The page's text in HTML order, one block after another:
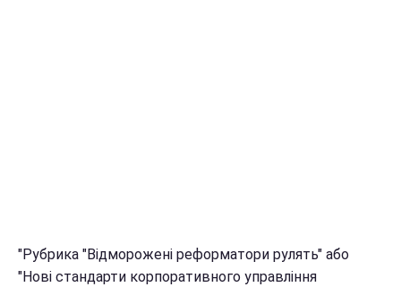
"Рубрика "Відморожені реформатори рулять" або
"Нові стандарти корпоративного управління